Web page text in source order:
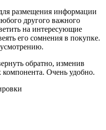
размещения информации
другого важного
на интересующие
его сомнения в покупке.
обратно, изменив
компонента. Очень удобно.